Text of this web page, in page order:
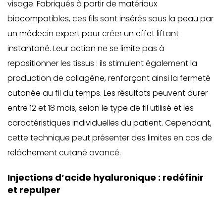
visage. Fabriqués à partir de matériaux
biocompatibles, ces fils sont insérés sous la peau par
un médecin expert pour créer un effet liftant
instantané. Leur action ne se limite pas à
repositionner les tissus : ils stimulent également la
production de collagène, renforçant ainsi la fermeté
cutanée au fil du temps. Les résultats peuvent durer
entre 12 et 18 mois, selon le type de fil utilisé et les
caractéristiques individuelles du patient. Cependant,
cette technique peut présenter des limites en cas de
relâchement cutané avancé.
Injections d’acide hyaluronique : redéfinir
et repulper